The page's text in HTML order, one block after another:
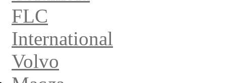
FLC
International
Volvo